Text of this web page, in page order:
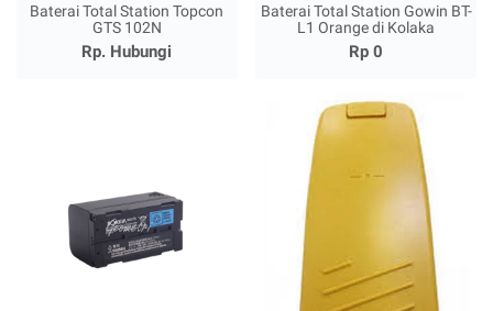
Baterai Total Station Topcon
GTS 102N
Rp. Hubungi
Baterai Total Station Gowin BT-
L1 Orange di Kolaka
Rp 0